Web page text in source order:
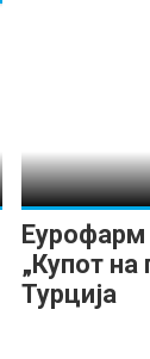
Еурофарм
„Купот на
Турција